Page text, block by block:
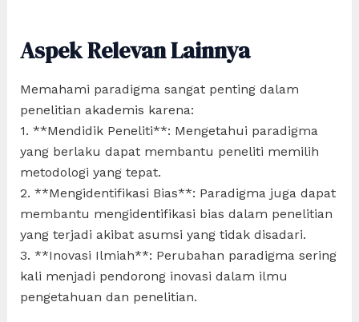
Aspek Relevan Lainnya
Memahami paradigma sangat penting dalam
penelitian akademis karena:
1. **Mendidik Peneliti**: Mengetahui paradigma
yang berlaku dapat membantu peneliti memilih
metodologi yang tepat.
2. **Mengidentifikasi Bias**: Paradigma juga dapat
membantu mengidentifikasi bias dalam penelitian
yang terjadi akibat asumsi yang tidak disadari.
3. **Inovasi Ilmiah**: Perubahan paradigma sering
kali menjadi pendorong inovasi dalam ilmu
pengetahuan dan penelitian.